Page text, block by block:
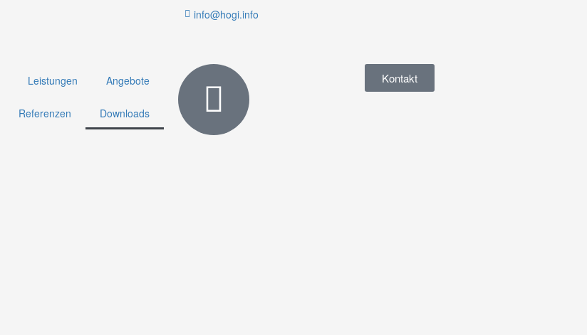
info@hogi.info
Leistungen Angebote
Referenzen Downloads
Kontakt